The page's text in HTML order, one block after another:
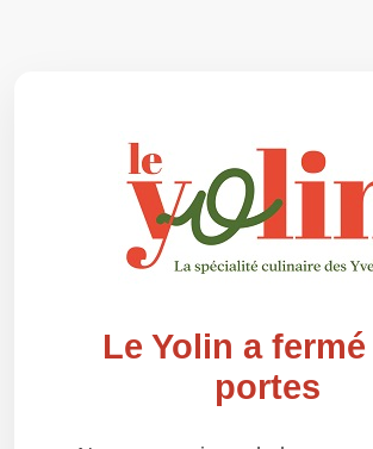
Le Yolin a
portes